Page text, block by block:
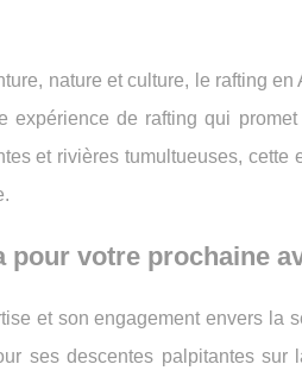
nature et culture, le rafting
expérience de rafting qui
et rivières tumultueuses,
votre prochaine
et son engagement envers la
ses descentes palpitantes